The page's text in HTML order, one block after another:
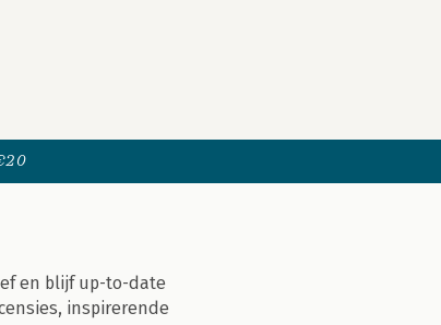
en blijf up-to-date
inspirerende